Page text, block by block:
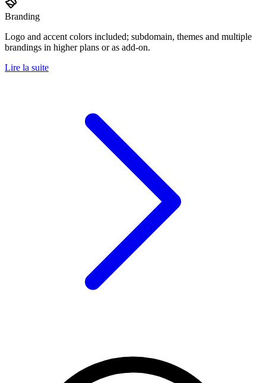
Branding
Logo and accent colors included; subdomain, themes and multiple
brandings in higher plans or as add-on.
Lire la suite